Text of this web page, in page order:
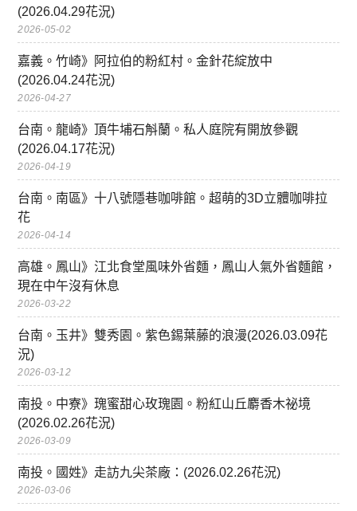
(2026.04.29花況)
2026-05-02
嘉義。竹崎》阿拉伯的粉紅村。金針花綻放中
(2026.04.24花況)
2026-04-27
台南。龍崎》頂牛埔石斛蘭。私人庭院有開放參觀
(2026.04.17花況)
2026-04-19
台南。南區》十八號隱巷咖啡館。超萌的3D立體咖啡拉
花
2026-04-14
高雄。鳳山》江北食堂風味外省麵，鳳山人氣外省麵館，
現在中午沒有休息
2026-03-22
台南。玉井》雙秀園。紫色錫葉藤的浪漫(2026.03.09花
況)
2026-03-12
南投。中寮》瑰蜜甜心玫瑰園。粉紅山丘麝香木祕境
(2026.02.26花況)
2026-03-09
南投。國姓》走訪九尖茶廠：(2026.02.26花況)
2026-03-06